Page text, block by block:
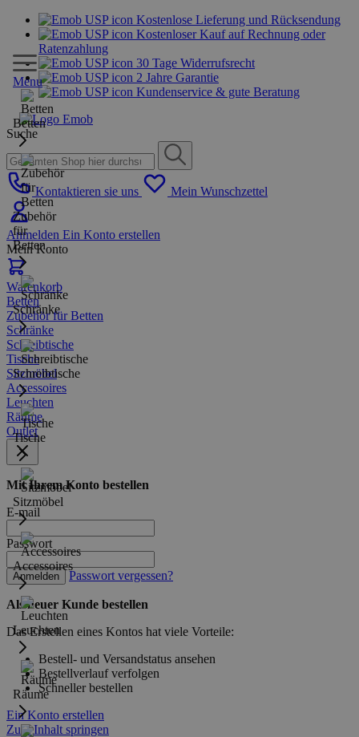
Kostenlose Lieferung und Rücksendung
Kostenloser Kauf auf Rechnung oder
Ratenzahlung
30 Tage Widerrufsrecht
2 Jahre Garantie
Kundenservice & gute Beratung
Suche
Kontaktieren sie uns Mein Wunschzettel
Anmelden Ein Konto erstellen
Mein Konto
Warenkorb
Menu
Betten
Zubehör
für
Betten
Schränke
Schreibtische
Tische
Sitzmöbel
Accessoires
Leuchten
Räume
Betten
Zubehör für Betten
Schränke
Schreibtische
Tische
Sitzmöbel
Accessoires
Leuchten
Räume
Outlet
Mit Ihrem Konto bestellen
E-mail
Passwort
Anmelden Passwort vergessen?
Als neuer Kunde bestellen
Das Erstellen eines Kontos hat viele Vorteile:
Bestell- und Versandstatus ansehen
Bestellverlauf verfolgen
Schneller bestellen
Ein Konto erstellen
Zum Inhalt springen